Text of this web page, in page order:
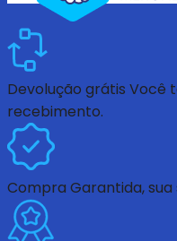
Devolução grátis Você
recebimento.
Compra Garantida,